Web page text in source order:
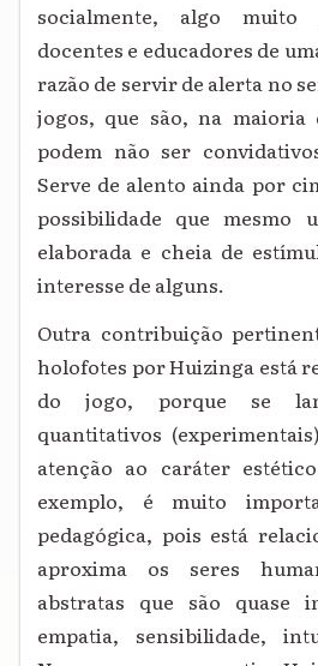
socialmente, algo muito
docentes e educadores de
razão de servir de alerta no
jogos, que são, na maioria
podem não ser
Serve de alento ainda por
possibilidade que mesmo
elaborada e cheia de
interesse de alguns.
Outra contribuição
holofotes por Huizinga está
do jogo, porque se
quantitativos
atenção ao caráter
exemplo, é muito
pedagógica, pois está
aproxima os seres
abstratas que são quase
empatia, sensibilidade,